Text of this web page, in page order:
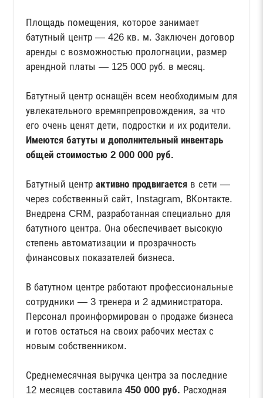
Площадь помещения, которое занимает
батутный центр — 426 кв. м. Заключен договор
аренды с возможностью прологнации, размер
арендной платы — 125 000 руб. в месяц.
Батутный центр оснащён всем необходимым для
увлекательного времяпрепровождения, за что
его очень ценят дети, подростки и их родители.
Имеются батуты и дополнительный инвентарь
общей стоимостью 2 000 000 руб.
Батутный центр активно продвигается в сети —
через собственный сайт, Instagram, ВКонтакте.
Внедрена CRM, разработанная специально для
батутного центра. Она обеспечивает высокую
степень автоматизации и прозрачность
финансовых показателей бизнеса.
В батутном центре работают профессиональные
сотрудники — 3 тренера и 2 администратора.
Персонал проинформирован о продаже бизнеса
и готов остаться на своих рабочих местах с
новым собственником.
Среднемесячная выручка центра за последние
12 месяцев составила 450 000 руб. Расходная